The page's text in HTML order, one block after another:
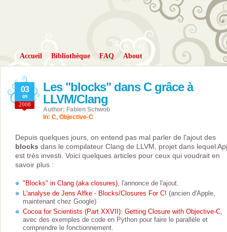
Accueil Bibliothèque FAQ About
Les "blocks" dans C grâce à
LLVM/Clang
03
09
2008
Author: Fabien Schwob
In: C, Objective-C
Depuis quelques jours, on entend pas mal parler de l'ajout des
blocks dans le compilateur Clang de LLVM, projet dans lequel
est très investi. Voici quelques articles pour ceux qui voudrait en
savoir plus :
"Blocks" in Clang (aka closures), l'annonce de l'ajout.
L'analyse de Jens Alfke - Blocks/Closures For C! (ancien d'Apple,
maintenant chez Google)
Cocoa for Scientists (Part XXVII): Getting Closure with Objective-C,
avec des exemples de code en Python pour faire le parallèle et
comprendre le fonctionnement.